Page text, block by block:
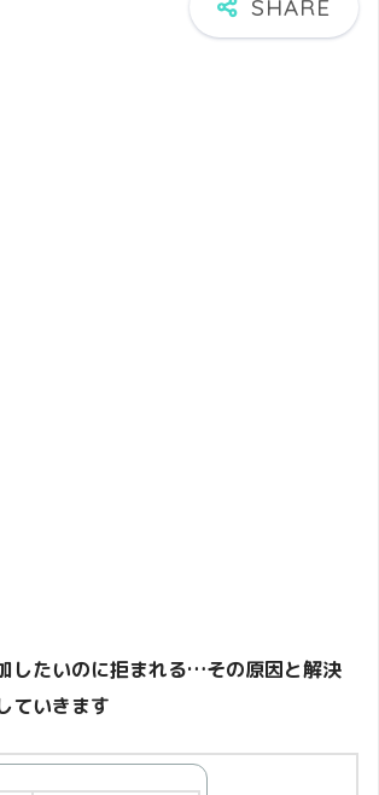
したいのに拒まれる…その原因と解決
ていきます